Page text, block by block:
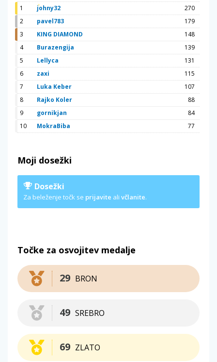
1 johny32
270
2
pavel783
179
3
KING DIAMOND
148
4
Burazengija
139
5
Lellyca
131
6
zaxi
115
7
Luka Keber
107
8
Rajko Koler
88
9
gornikjan
84
10
MokraBiba 77
Moji dosežki
Dosežki
Za beleženje točk se prijavite ali včlanite.
Točke za osvojitev medalje
BRON
29
SREBRO
49
ZLATO
69